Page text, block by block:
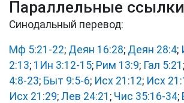
Параллельные ссылки
Синодальный перевод:
Мф 5:21-22; Деян 16:28; Деян 28:4;
2:13; 1Ин 3:12-15; Рим 13:9; Гал 5:21 ;
4:8-23; Быт 9:5-6; Исх 21:12; Исх
Исх 21:29; Лев 24:21 ; Чис 35:16-34;